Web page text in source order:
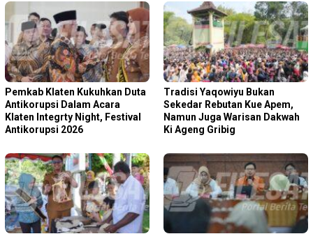
Pemkab Klaten Kukuhkan Duta
Antikorupsi Dalam Acara
Klaten Integrty Night, Festival
Antikorupsi 2026
Tradisi Yaqowiyu Bukan
Sekedar Rebutan Kue Apem,
Namun Juga Warisan Dakwah
Ki Ageng Gribig